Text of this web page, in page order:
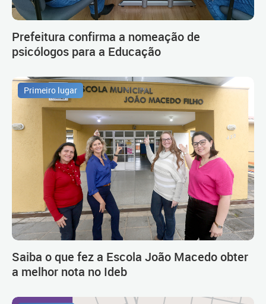
Prefeitura confirma a nomeação de
psicólogos para a Educação
Primeiro lugar
Saiba o que fez a Escola João Macedo obter
a melhor nota no Ideb